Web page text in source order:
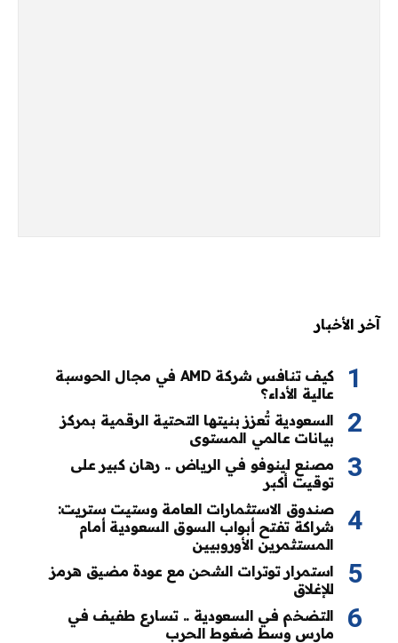
آخر الأخبار
كيف تنافس شركة AMD في مجال الحوسبة
عالية الأداء؟
السعودية تُعزز بنيتها التحتية الرقمية بمركز
بيانات عالمي المستوى
مصنع لينوفو في الرياض .. رهان كبير على
توقيت أكبر
صندوق الاستثمارات العامة وستيت ستريت:
شراكة تفتح أبواب السوق السعودية أمام
المستثمرين الأوروبيين
استمرار توترات الشحن مع عودة مضيق هرمز
للإغلاق
التضخم في السعودية .. تسارع طفيف في
مارس وسط ضغوط الحرب